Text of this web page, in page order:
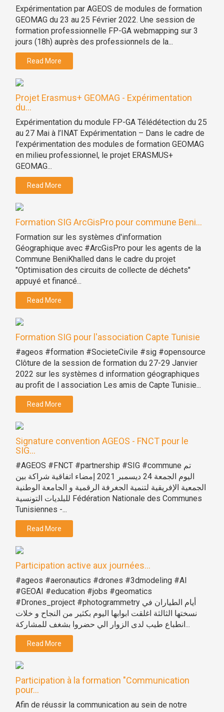
Expérimentation par AGEOS de modules de formation
GEOMAG du 23 au 25 Février 2022. Une session de
formation professionnelle FP-GA webmapping sur 3
jours (18h) auprès des professionnels de la...
Read More
Projet Erasmus+ GEOMAG - Expérimentation
du...
Expérimentation du module FP-GA Télédétection du 25
au 27 Mai à l’INAT Expérimentation – Dans le cadre de
l’expérimentation des modules de formation GEOMAG
en milieu professionnel, le projet ERASMUS+
GEOMAG...
Read More
Formation SIG ArcGisPro pour commune Beni...
Formation sur les systèmes d'information
Géographique avec #ArcGisPro pour les agents de la
Commune BeniKhalled dans le cadre du projet
"Optimisation des circuits de collecte de déchets"
appuyé et financé...
Read More
Formation SIG pour l'association Capte Tunisie
#ageos #formation #SocieteCivile #sig #opensource
Clôture de la session de formation du 27-29 Janvier
2022 sur les systèmes d information géographiques
au profit de l association Les amis de Capte Tunisie...
Read More
Signature convention AGEOS - FNCT pour le
SIG...
#AGEOS #FNCT #partnership #SIG #commune تم
اليوم الجمعة 24 ديسمبر 2021 إمضاء اتفاقية شراكة بين
الجمعية الإفريقية لتنمية الجغرفة الرقمية و الجامعة الوطنية
للبلديات التونسية Fédération Nationale des Communes
Tunisiennes -...
Read More
Participation active aux journées...
#ageos #aeronautics #drones #3dmodeling #AI
#GEOAI #education #jobs #geomatics
#Drones_project #photogrammetry أيام الطياران في
نسختها الثالثة اغلقت ابوابها اليوم بكثير من النجاح و خلات
انطباع طيب لدى الزوار الي حضروا بشغف للمشاركة...
Read More
Participation à la formation "Communication
pour...
Afin de réussir la communication au sein de notre